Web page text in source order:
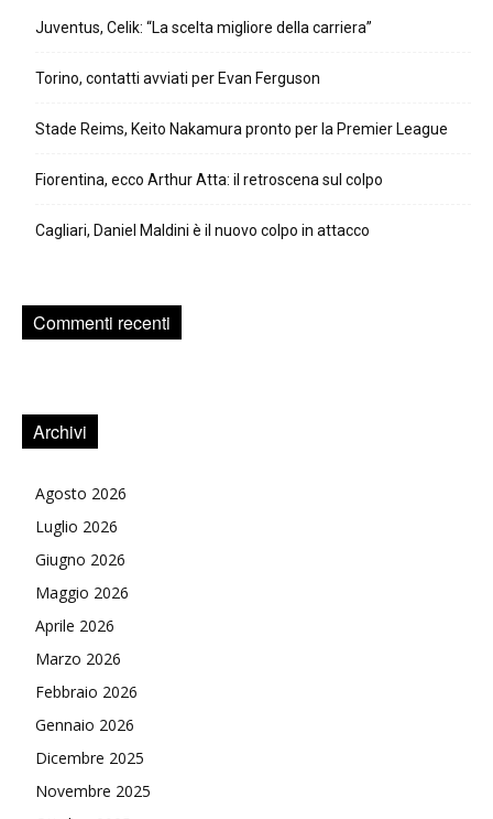
Juventus, Celik: “La scelta migliore della carriera”
Torino, contatti avviati per Evan Ferguson
Stade Reims, Keito Nakamura pronto per la Premier League
Fiorentina, ecco Arthur Atta: il retroscena sul colpo
Cagliari, Daniel Maldini è il nuovo colpo in attacco
Commenti recenti
Archivi
Agosto 2026
Luglio 2026
Giugno 2026
Maggio 2026
Aprile 2026
Marzo 2026
Febbraio 2026
Gennaio 2026
Dicembre 2025
Novembre 2025